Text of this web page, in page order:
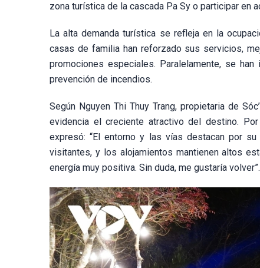
zona turística de la cascada Pa Sy o participar en
La alta demanda turística se refleja en la
casas de familia han reforzado sus servicios,
promociones especiales. Paralelamente, se
prevención de incendios.
Según Nguyen Thi Thuy Trang, propietaria de
evidencia el creciente atractivo del destino.
expresó: “El entorno y las vías destacan por
visitantes, y los alojamientos mantienen altos
energía muy positiva. Sin duda, me gustaría volver”.